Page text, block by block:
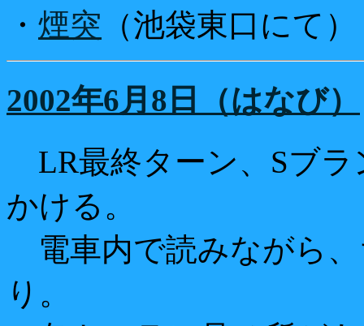
・ 煙突 （池袋東口にて）
2002年6月8日（はなび）
LR最終ターン、Sブラ
かける。
電車内で読みながら
り。